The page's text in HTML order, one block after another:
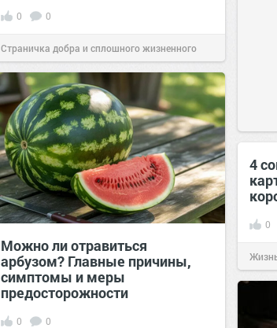
0 0
Страничка добра и сплошного жизненного
позитива!00:29Сегодня
Можно ли отравиться
арбузом? Главные причины,
симптомы и меры
предосторожности
0 0
4
0